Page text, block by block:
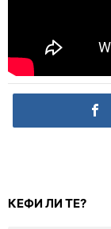
КЕФИ ЛИ ТЕ?